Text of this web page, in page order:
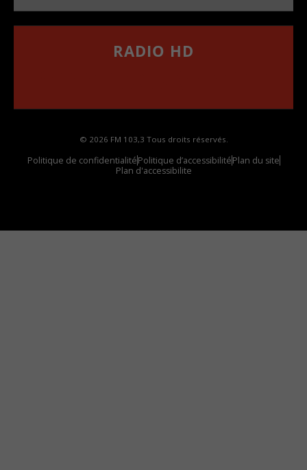
RADIO HD
© 2026 FM 103,3 Tous droits réservés.
Politique de confidentialitéPolitique d’accessibilitéPlan du site
Plan d'accessibilite